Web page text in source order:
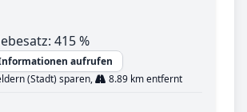
415 %
aufrufen
(Stadt) sparen,
8.89 km entfernt